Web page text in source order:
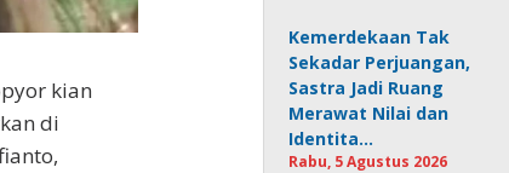
kian
di
Kemerdekaan Tak
Sekadar Perjuangan,
Sastra Jadi Ruang
Merawat Nilai dan
Identita…
Rabu, 5 Agustus 2026